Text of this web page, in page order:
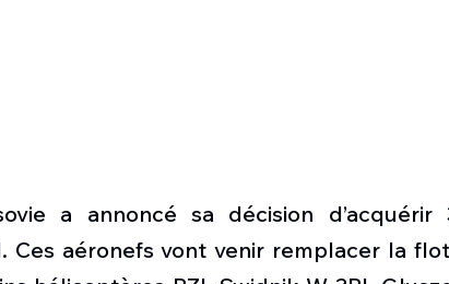
a annoncé sa décision d’acquérir
Ces aéronefs vont venir remplacer la